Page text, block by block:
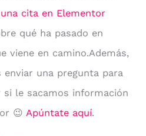
cita en Elementor
qué ha pasado en
viene en camino.Además,
una pregunta para
si le sacamos información
😉 Apúntate aquí.